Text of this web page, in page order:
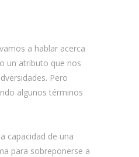
a hablar acerca
un atributo que nos
Pero
algunos términos
capacidad de una
para sobreponerse a